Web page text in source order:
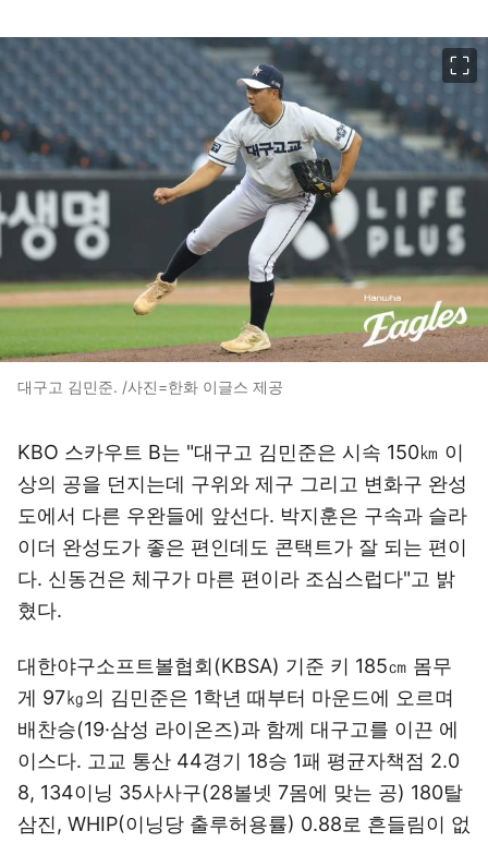
대구고 김민준. /사진=한화 이글스 제공
KBO 스카우트 B는 "대구고 김민준은 시속 150㎞ 이
상의 공을 던지는데 구위와 제구 그리고 변화구 완성
도에서 다른 우완들에 앞선다. 박지훈은 구속과 슬라
이더 완성도가 좋은 편인데도 콘택트가 잘 되는 편이
다. 신동건은 체구가 마른 편이라 조심스럽다"고 밝
혔다.
대한야구소프트볼협회(KBSA) 기준 키 185㎝ 몸무
게 97㎏의 김민준은 1학년 때부터 마운드에 오르며
배찬승(19·삼성 라이온즈)과 함께 대구고를 이끈 에
이스다. 고교 통산 44경기 18승 1패 평균자책점 2.0
8, 134이닝 35사사구(28볼넷 7몸에 맞는 공) 180탈
삼진, WHIP(이닝당 출루허용률) 0.88로 흔들림이 없